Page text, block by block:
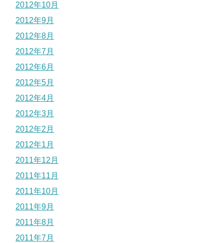
2012年10月
2012年9月
2012年8月
2012年7月
2012年6月
2012年5月
2012年4月
2012年3月
2012年2月
2012年1月
2011年12月
2011年11月
2011年10月
2011年9月
2011年8月
2011年7月